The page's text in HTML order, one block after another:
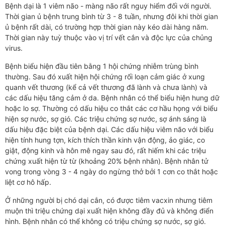
Bệnh dại là 1 viêm não - màng não rất nguy hiểm đối với người.
Thời gian ủ bệnh trung bình từ 3 - 8 tuần, nhưng đôi khi thời gian
ủ bệnh rất dài, có trường hợp thời gian này kéo dài hàng năm.
Thời gian này tuỳ thuộc vào vị trí vết cắn và độc lực của chủng
virus.
Bệnh biểu hiện đầu tiên bằng 1 hội chứng nhiễm trùng bình
thường. Sau đó xuất hiện hội chứng rối loạn cảm giác ở xung
quanh vết thương (kể cả vết thương đã lành và chưa lành) và
các dấu hiệu tăng cảm ở da. Bệnh nhân có thể biểu hiện hung dữ
hoặc lo sợ. Thường có dấu hiệu co thắt các cơ hầu họng với biểu
hiện sợ nước, sợ gió. Các triệu chứng sợ nước, sợ ánh sáng là
dấu hiệu đặc biệt của bệnh dại. Các dấu hiệu viêm não với biểu
hiện tính hung tợn, kích thích thần kinh vận động, ảo giác, co
giật, động kinh và hôn mê ngay sau đó, rất hiếm khi các triệu
chứng xuất hiện từ từ (khoảng 20% bệnh nhân). Bệnh nhân tử
vong trong vòng 3 - 4 ngày do ngừng thở bởi 1 cơn co thắt hoặc
liệt cơ hô hấp.
Ở những người bị chó dại cắn, có được tiêm vacxin nhưng tiêm
muộn thì triệu chứng dại xuất hiện không đầy đủ và không điển
hình. Bệnh nhân có thể không có triệu chứng sợ nước, sợ gió.